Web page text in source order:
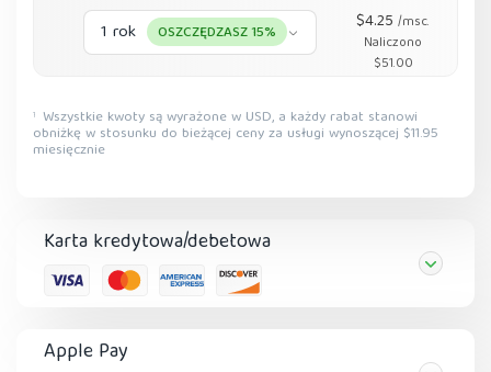
Karta kredytowa/debetowa
Apple Pay
1 rok OSZCZĘDZASZ 15% $4.25/msc.
Naliczono
$51.00
1 Wszystkie kwoty są wyrażone w USD, a każdy rabat stanowi
obniżkę w stosunku do bieżącej ceny za usługi wynoszącej $11.95
miesięcznie